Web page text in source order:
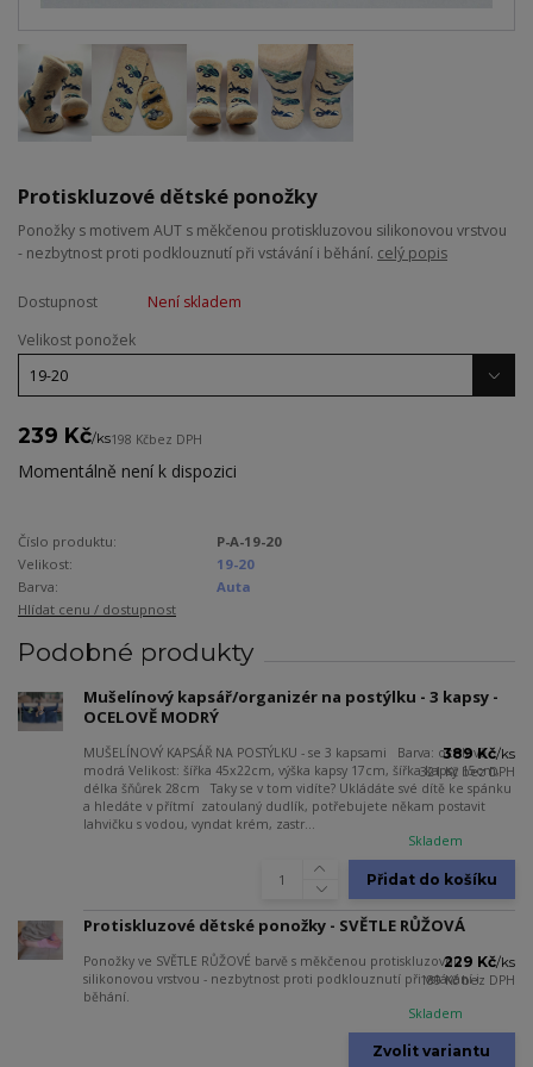
Protiskluzové dětské ponožky
Ponožky s motivem AUT s měkčenou protiskluzovou silikonovou vrstvou
- nezbytnost proti podklouznutí při vstávání i běhání. celý popis
Dostupnost
Není skladem
Velikost ponožek
239 Kč/ks198 Kčbez DPH
Momentálně není k dispozici
Číslo produktu:
P-A-19-20
Velikost:
19-20
Barva:
Auta
Hlídat cenu / dostupnost
Podobné produkty
Mušelínový kapsář/organizér na postýlku - 3 kapsy -
OCELOVĚ MODRÝ
MUŠELÍNOVÝ KAPSÁŘ NA POSTÝLKU - se 3 kapsami Barva: ocelově
modrá Velikost: šířka 45x22cm, výška kapsy 17cm, šířka kapsy 15cm,
délka šňůrek 28cm Taky se v tom vidíte? Ukládáte své dítě ke spánku
a hledáte v přítmí zatoulaný dudlík, potřebujete někam postavit
lahvičku s vodou, vyndat krém, zastr...
389 Kč/ks
321 Kč bez DPH
Skladem
Přidat do košíku
Protiskluzové dětské ponožky - SVĚTLE RŮŽOVÁ
Ponožky ve SVĚTLE RŮŽOVÉ barvě s měkčenou protiskluzovou
silikonovou vrstvou - nezbytnost proti podklouznutí při vstávání i
běhání.
229 Kč/ks
189 Kčbez DPH
Skladem
Zvolit variantu